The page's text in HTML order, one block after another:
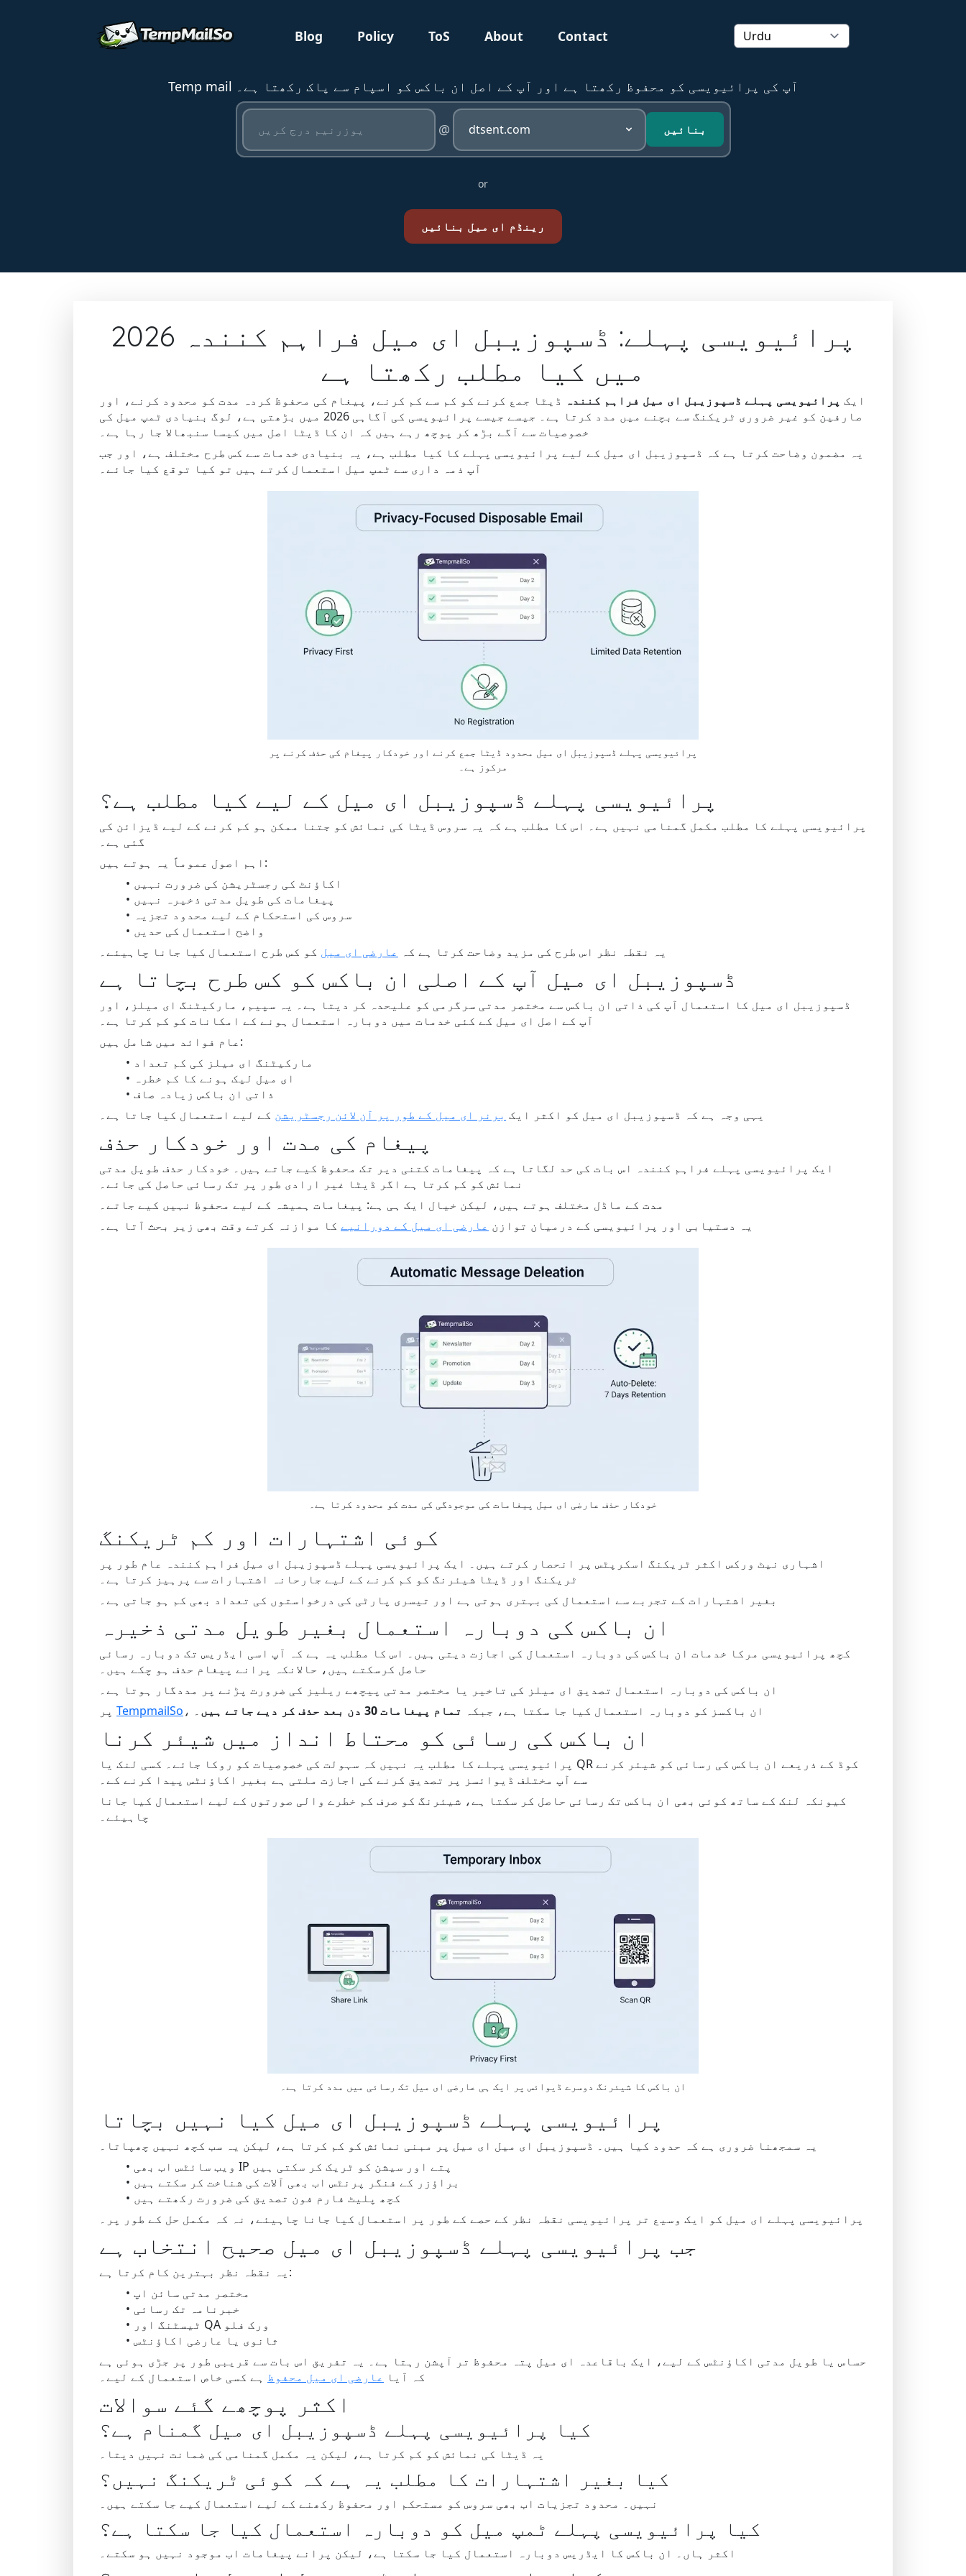
Blog Policy ToS About Contact
Temp mail آپ کی پرائیویسی کو محفوظ رکھتا ہے اور آپ کے اصل ان باکس کو اسپام سے پاک رکھتا ہے۔
@ بنائیں
or
رینڈم ای میل بنائیں
پرائیویسی پہلے: ڈسپوزیبل ای میل فراہم کنندہ 2026
میں کیا مطلب رکھتا ہے
ایک پرائیویسی پہلے ڈسپوزیبل ای میل فراہم کنندہ ڈیٹا جمع کرنے کو کم سے کم کرنے، پیغام کی محفوظ کردہ مدت کو محدود کرنے، اور
صارفین کو غیر ضروری ٹریکنگ سے بچنے میں مدد کرتا ہے۔ جیسے جیسے پرائیویسی کی آگاہی 2026 میں بڑھتی ہے، لوگ بنیادی ٹمپ میل کی
خصوصیات سے آگے بڑھ کر پوچھ رہے ہیں کہ ان کا ڈیٹا اصل میں کیسا سنبھالا جا رہا ہے۔
یہ مضمون وضاحت کرتا ہے کہ ڈسپوزیبل ای میل کے لیے پرائیویسی پہلے کا کیا مطلب ہے، یہ بنیادی خدمات سے کس طرح مختلف ہے، اور جب
آپ ذمہ داری سے ٹمپ میل استعمال کرتے ہیں تو کیا توقع کیا جائے۔
پرائیویسی پہلے ڈسپوزیبل ای میل محدود ڈیٹا جمع کرنے اور خودکار پیغام کی حذف کرنے پر
مرکوز ہے۔
پرائیویسی پہلے ڈسپوزیبل ای میل کے لیے کیا مطلب ہے؟
پرائیویسی پہلے کا مطلب مکمل گمنامی نہیں ہے۔ اس کا مطلب ہے کہ یہ سروس ڈیٹا کی نمائش کو جتنا ممکن ہو کم کرنے کے لیے ڈیزائن کی
گئی ہے۔
اہم اصول عموماً یہ ہوتے ہیں:
اکاؤنٹ کی رجسٹریشن کی ضرورت نہیں
پیغامات کی طویل مدتی ذخیرہ نہیں
سروس کی استحکام کے لیے محدود تجزیہ
واضح استعمال کی حدیں
یہ نقطہ نظر اس طرح کی مزید وضاحت کرتا ہے کہ عارضی ای میل کو کس طرح استعمال کیا جانا چاہیئے۔
ڈسپوزیبل ای میل آپ کے اصلی ان باکس کو کس طرح بچاتا ہے
ڈسپوزیبل ای میل کا استعمال آپ کی ذاتی ان باکس سے مختصر مدتی سرگرمی کو علیحدہ کر دیتا ہے۔ یہ سپیم، مارکیٹنگ ای میلز، اور
آپ کے اصل ای میل کے کئی خدمات میں دوبارہ استعمال ہونے کے امکانات کو کم کرتا ہے۔
عام فوائد میں شامل ہیں:
مارکیٹنگ ای میلز کی کم تعداد
ای میل لیک ہونے کا کم خطرہ
ذاتی ان باکس زیادہ صاف
یہی وجہ ہے کہ ڈسپوزیبل ای میل کو اکثر ایک برنر ای میل کے طور پر آن لائن رجسٹریشن کے لیے استعمال کیا جاتا ہے۔
پیغام کی مدت اور خودکار حذف
ایک پرائیویسی پہلے فراہم کنندہ اس بات کی حد لگاتا ہے کہ پیغامات کتنی دیر تک محفوظ کیے جاتے ہیں۔ خودکار حذف طویل مدتی
نمائش کو کم کرتا ہے اگر ڈیٹا غیر ارادی طور پر تک رسائی حاصل کی جائے۔
مدت کے ماڈل مختلف ہوتے ہیں، لیکن خیال ایک ہی ہے: پیغامات ہمیشہ کے لیے محفوظ نہیں کیے جاتے۔
یہ دستیابی اور پرائیویسی کے درمیان توازن عارضی ای میل کے دورانیے کا موازنہ کرتے وقت بھی زیر بحث آتا ہے۔
خودکار حذف عارضی ای میل پیغامات کی موجودگی کی مدت کو محدود کرتا ہے۔
کوئی اشتہارات اور کم ٹریکنگ
اشہاری نیٹ ورکس اکثر ٹریکنگ اسکرپٹس پر انحصار کرتے ہیں۔ ایک پرائیویسی پہلے ڈسپوزیبل ای میل فراہم کنندہ عام طور پر
ٹریکنگ اور ڈیٹا شیئرنگ کو کم کرنے کے لیے جارحانہ اشتہارات سے پرہیز کرتا ہے۔
بغیر اشتہارات کے تجربے سے استعمال کی بہتری ہوتی ہے اور تیسری پارٹی کی درخواستوں کی تعداد بھی کم ہو جاتی ہے۔
ان باکس کی دوبارہ استعمال بغیر طویل مدتی ذخیرہ
کچھ پرائیویسی مرکا خدمات ان باکس کی دوبارہ استعمال کی اجازت دیتی ہیں۔ اس کا مطلب یہ ہے کہ آپ اسی ایڈریس تک دوبارہ رسائی
حاصل کرسکتے ہیں، حالانکہ پرانے پیغام حذف ہو چکے ہیں۔
ان باکس کی دوبارہ استعمال تصدیق ای میلز کی تاخیر یا مختصر مدتی پیچھے ریلیز کی ضرورت پڑنے پر مددگار ہوتا ہے۔
TempmailSo ، ان باکسز کو دوبارہ استعمال کیا جا سکتا ہے، جبکہ تمام پیغامات 30 دن بعد حذف کر دیے جاتے ہیں ۔
ان باکس کی رسائی کو محتاط انداز میں شیئر کرنا
پرائیویسی پہلے کا مطلب یہ نہیں کہ سہولت کی خصوصیات کو روکا جائے۔ کسی لنک یا QR کوڈ کے ذریعے ان باکس کی رسائی کو شیئر کرنے
سے آپ مختلف ڈیوائسز پر تصدیق کرنے کی اجازت ملتی ہے بغیر اکاؤنٹس پیدا کرنے کے۔
کیونکہ لنک کے ساتھ کوئی بھی ان باکس تک رسائی حاصل کر سکتا ہے، شیئرنگ کو صرف کم خطرے والی صورتوں کے لیے استعمال کیا جانا
چاہیئے۔
ان باکس کا شیئرنگ دوسرے ڈیوائس پر ایک ہی عارضی ای میل تک رسائی میں مدد کرتا ہے۔
پرائیویسی پہلے ڈسپوزیبل ای میل کیا نہیں بچاتا
یہ سمجھنا ضروری ہے کہ حدود کیا ہیں۔ ڈسپوزیبل ای میل ای میل پر مبنی نمائش کو کم کرتا ہے، لیکن یہ سب کچھ نہیں چھپاتا۔
ویب سائٹس اب بھی IP پتے اور سیشن کو ٹریک کر سکتی ہیں
براؤزر کے فنگر پرنٹس اب بھی آلات کی شناخت کر سکتے ہیں
کچھ پلیٹ فارم فون تصدیق کی ضرورت رکھتے ہیں
پرائیویسی پہلے ای میل کو ایک وسیع تر پرائیویسی نقطہ نظر کے حصے کے طور پر استعمال کیا جانا چاہیئے، نہ کہ مکمل حل کے طور پر۔
جب پرائیویسی پہلے ڈسپوزیبل ای میل صحیح انتخاب ہے
یہ نقطہ نظر بہترین کام کرتا ہے:
مختصر مدتی سائن اپ
خبرنامہ تک رسائی
ٹیسٹنگ اور QA ورک فلو
ثانوی یا عارضی اکاؤنٹس
حساس یا طویل مدتی اکاؤنٹس کے لیے، ایک باقاعدہ ای میل پتہ محفوظ تر آپشن رہتا ہے۔ یہ تفریق اس بات سے قریبی طور پر جڑی ہوئی ہے
کہ آیا عارضی ای میل محفوظ ہے کسی خاص استعمال کے لیے۔
اکثر پوچھے گئے سوالات
کیا پرائیویسی پہلے ڈسپوزیبل ای میل گمنام ہے؟
یہ ڈیٹا کی نمائش کو کم کرتا ہے، لیکن یہ مکمل گمنامی کی ضمانت نہیں دیتا۔
کیا بغیر اشتہارات کا مطلب یہ ہے کہ کوئی ٹریکنگ نہیں؟
نہیں۔ محدود تجزیات اب بھی سروس کو مستحکم اور محفوظ رکھنے کے لیے استعمال کیے جا سکتے ہیں۔
کیا پرائیویسی پہلے ٹمپ میل کو دوبارہ استعمال کیا جا سکتا ہے؟
اکثر ہاں۔ ان باکس کا ایڈریس دوبارہ استعمال کیا جا سکتا ہے، لیکن پرانے پیغامات اب موجود نہیں ہو سکتے۔